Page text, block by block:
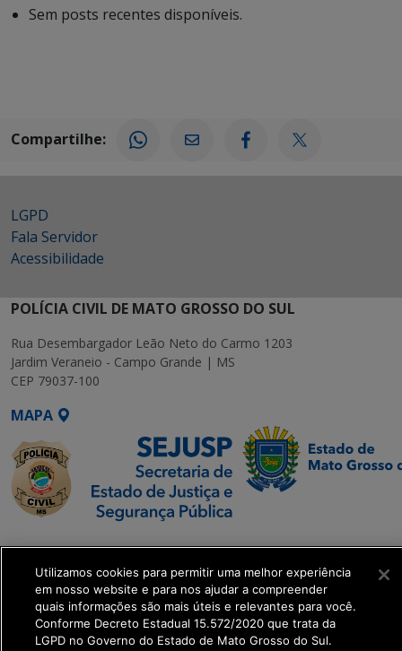
Sem posts recentes disponíveis.
Compartilhe:
LGPD
Fala Servidor
Acessibilidade
POLÍCIA CIVIL DE MATO GROSSO DO SUL
Rua Desembargador Leão Neto do Carmo 1203
Jardim Veraneio - Campo Grande | MS
CEP 79037-100
MAPA
SETDIG | Secretaria-
Executiva de
Transformação Digital
get_footer();
Utilizamos cookies para permitir uma melhor experiência
em nosso website e para nos ajudar a compreender
quais informações são mais úteis e relevantes para você.
Conforme Decreto Estadual 15.572/2020 que trata da
LGPD no Governo do Estado de Mato Grosso do Sul.